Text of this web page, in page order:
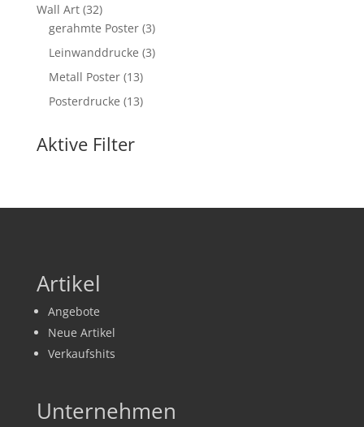
Wall Art 3232
Produkte
gerahmte Poster 33
Produkte
Leinwanddrucke 33
Metall Poster 1313
Produkte
Posterdrucke 1313
Aktive Filter
Artikel
Angebote
Neue Artikel
Verkaufshits
Unternehmen